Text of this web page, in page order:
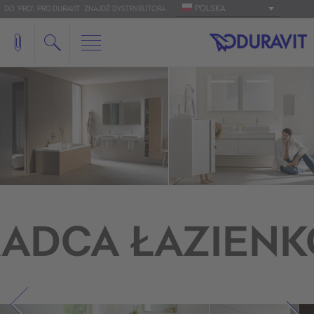
DO 'PRO': PRO.DURAVIT ZNAJDŹ DYSTRYBUTORA POLSKA